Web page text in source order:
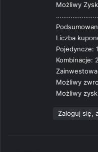
Możliwy
Liczba
Pojedyncze: 1
Kombinacje: 2
Możliwy
Możliwy
Zaloguj się,